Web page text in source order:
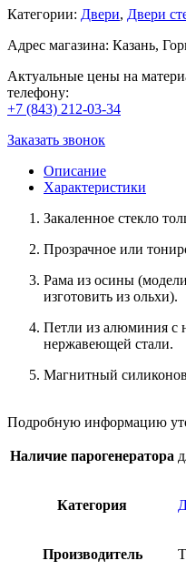
Категории: Двери, Двери
Адрес магазина: Казань,
Актуальные цены на
телефону:
+7 (843) 212-03-34
Заказать звонок
Описание
Характеристики
Закаленное стекло
Прозрачное или
Рама из осины
изготовить из ольхи).
Петли из алюминия с
нержавеющей стали.
Магнитный
Подробную информацию
Наличие парогенератора
Категория
Производитель